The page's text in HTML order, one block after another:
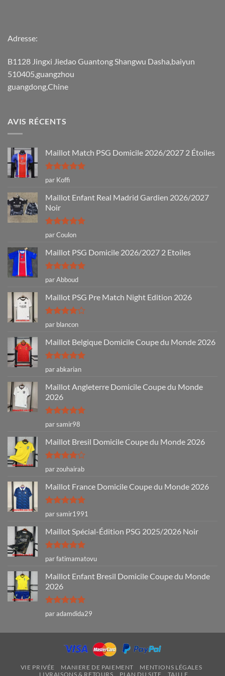
Adresse:
B1128 Jingxi Jiedao Guantong Shangwu Dasha,baiyun
510405,guangzhou
guangdong,Chine
AVIS RÉCENTS
Maillot Match PSG Domicile 2026/2027 2 Étoiles
Note5sur
5
par Koffi
Maillot Enfant Real Madrid Gardien 2026/2027
Noir
Note5sur
5
par Coulon
Maillot PSG Domicile 2026/2027 2 Etoiles
Note5sur
5
par Abboud
Maillot PSG Pre Match Night Edition 2026
Note4
sur 5
par blancon
Maillot Belgique Domicile Coupe du Monde 2026
Note5sur
5
par abkarian
Maillot Angleterre Domicile Coupe du Monde
2026
Note5sur
5
par samir98
Maillot Bresil Domicile Coupe du Monde 2026
Note4
sur 5
par zouhairab
Maillot France Domicile Coupe du Monde 2026
Note5sur
5
par samir1991
Maillot Spécial-Édition PSG 2025/2026 Noir
Note5sur
5
par fatimamatovu
Maillot Enfant Bresil Domicile Coupe du Monde
2026
Note5sur
5
par adamdida29
VIE PRIVÉE MANIERE DE PAIEMENT
MENTIONS LÉGALES
LIVRAISONS & RETOURS
PLAN DU SITE TAILLE